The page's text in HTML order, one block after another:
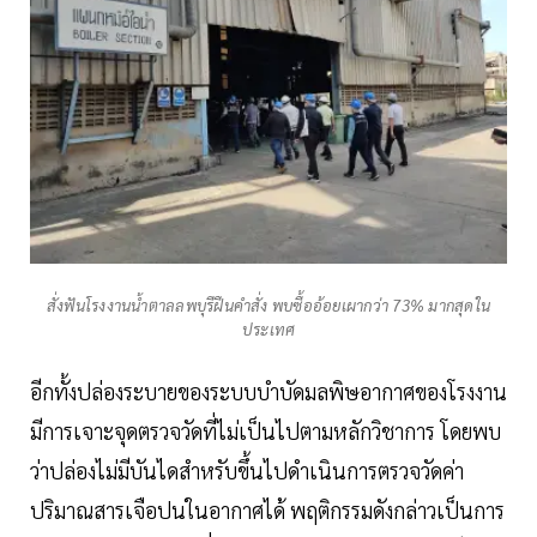
สั่งฟันโรงงานน้ำตาลลพบุรีฝืนคำสั่ง พบซื้ออ้อยเผากว่า 73% มากสุดใน
ประเทศ
อีกทั้งปล่องระบายของระบบบำบัดมลพิษอากาศของโรงงาน
มีการเจาะจุดตรวจวัดที่ไม่เป็นไปตามหลักวิชาการ โดยพบ
ว่าปล่องไม่มีบันไดสำหรับขึ้นไปดำเนินการตรวจวัดค่า
ปริมาณสารเจือปนในอากาศได้ พฤติกรรมดังกล่าวเป็นการ